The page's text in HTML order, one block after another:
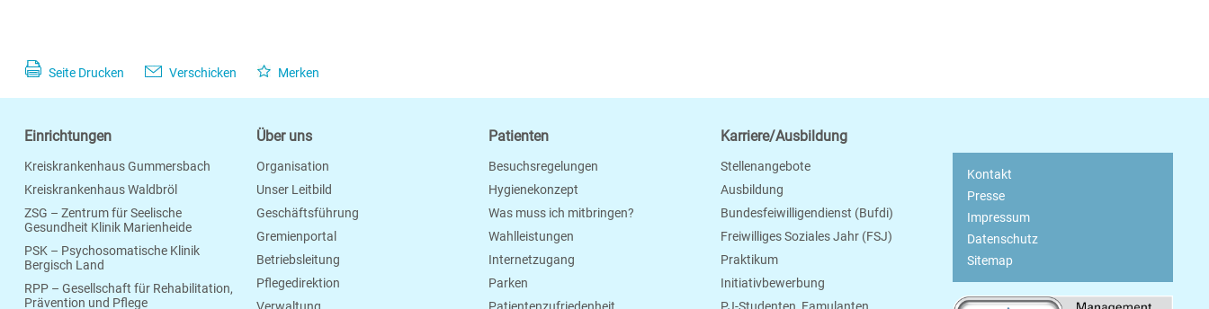
Seite Drucken Verschicken Merken
Einrichtungen
Kreiskrankenhaus Gummersbach
Kreiskrankenhaus Waldbröl
ZSG – Zentrum für Seelische
Gesundheit Klinik Marienheide
PSK – Psychosomatische Klinik
Bergisch Land
RPP – Gesellschaft für Rehabilitation,
Prävention und Pflege
Über uns
Organisation
Unser Leitbild
Geschäftsführung
Gremienportal
Betriebsleitung
Pflegedirektion
Patienten
Besuchsregelungen
Hygienekonzept
Was muss ich mitbringen?
Wahlleistungen
Internetzugang
Parken
Karriere/Ausbildung
Stellenangebote
Ausbildung
Bundesfeiwilligendienst (Bufdi)
Freiwilliges Soziales Jahr (FSJ)
Praktikum
Initiativbewerbung
Kontakt
Presse
Impressum
Datenschutz
Sitemap